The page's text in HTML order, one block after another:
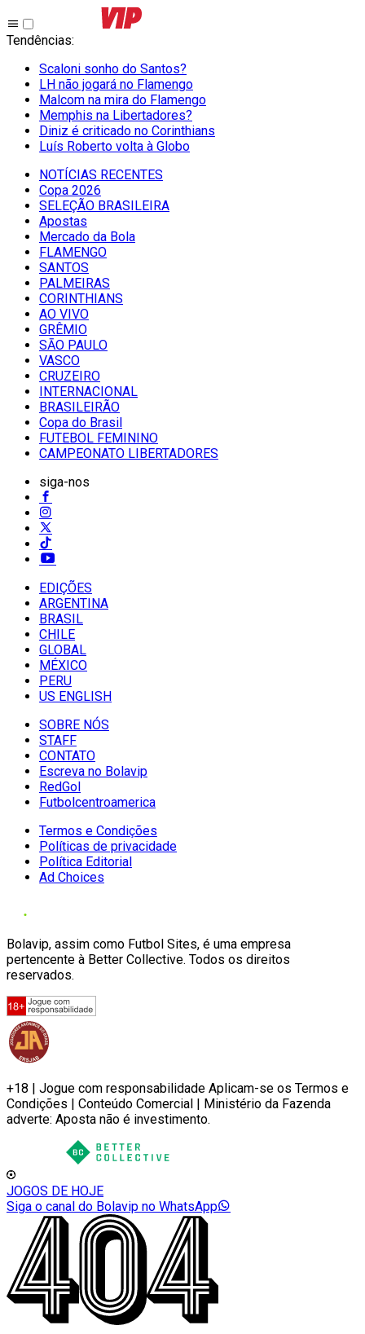
Tendências:
Scaloni sonho do Santos?
LH não jogará no Flamengo
Malcom na mira do Flamengo
Memphis na Libertadores?
Diniz é criticado no Corinthians
Luís Roberto volta à Globo
NOTÍCIAS RECENTES
Copa 2026
SELEÇÃO BRASILEIRA
Apostas
Mercado da Bola
FLAMENGO
SANTOS
PALMEIRAS
CORINTHIANS
AO VIVO
GRÊMIO
SĀO PAULO
VASCO
CRUZEIRO
INTERNACIONAL
BRASILEIRÃO
Copa do Brasil
FUTEBOL FEMININO
CAMPEONATO LIBERTADORES
siga-nos
EDIÇÕES
ARGENTINA
BRASIL
CHILE
GLOBAL
MÉXICO
PERU
US ENGLISH
SOBRE NÓS
STAFF
CONTATO
Escreva no Bolavip
RedGol
Futbolcentroamerica
Termos e Condições
Políticas de privacidade
Política Editorial
Ad Choices
Bolavip, assim como Futbol Sites, é uma empresa
pertencente à Better Collective. Todos os direitos
reservados.
+18 | Jogue com responsabilidade Aplicam-se os Termos e
Condições | Conteúdo Comercial | Ministério da Fazenda
adverte: Aposta não é investimento.
JOGOS DE HOJE
Siga o canal do Bolavip no WhatsApp